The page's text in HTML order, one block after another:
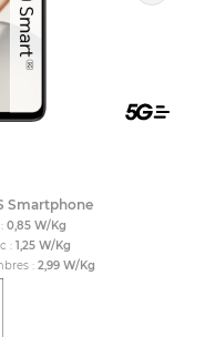
Smartphone
0,85W/Kg
: 1,25W/Kg
: 2,99W/Kg